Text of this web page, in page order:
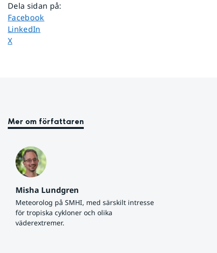
Dela sidan på:
Dela sidan på
Facebook
Dela sidan på
LinkedIn
Dela sidan på
X
Mer om författaren
Misha Lundgren
Meteorolog på SMHI, med särskilt intresse
för tropiska cykloner och olika
väderextremer.